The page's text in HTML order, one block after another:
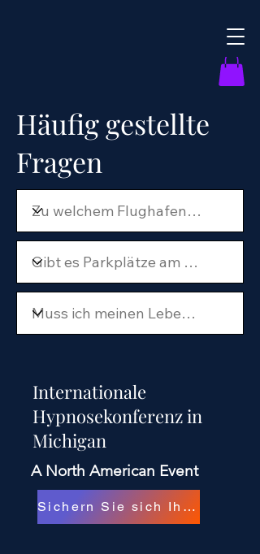
Häufig gestellte
Fragen
Internationale
Hypnosekonferenz in
Michigan
A North American Event
Sichern Sie sich Ihr Ticket!